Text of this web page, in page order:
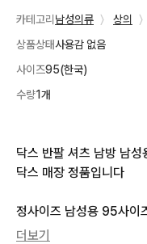
카테고리 남성의류 〉 상의 〉
상품상태사용감 없음
사이즈95(한국)
수량1개
닥스 반팔 셔츠 남방 남
닥스 매장 정품입니다
정사이즈 남성용 95사이
권장 실측사이즈 남성용
더보기